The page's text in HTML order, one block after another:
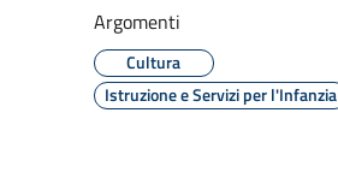
Argomenti
Cultura
Istruzione e Servizi per l'Infanzia